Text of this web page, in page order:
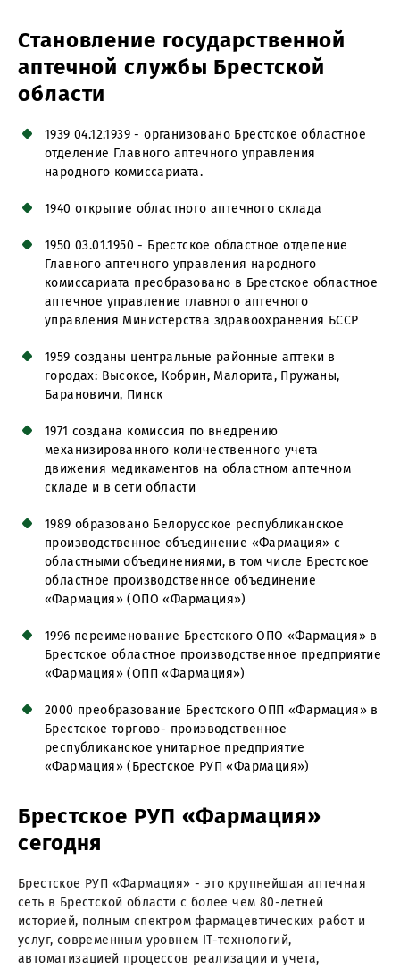
Становление государственной
аптечной службы Брестской
области
1939 04.12.1939 - организовано Брестское областное
отделение Главного аптечного управления
народного комиссариата.
1940 открытие областного аптечного склада
1950 03.01.1950 - Брестское областное отделение
Главного аптечного управления народного
комиссариата преобразовано в Брестское областное
аптечное управление главного аптечного
управления Министерства здравоохранения БССР
1959 созданы центральные районные аптеки в
городах: Высокое, Кобрин, Малорита, Пружаны,
Барановичи, Пинск
1971 создана комиссия по внедрению
механизированного количественного учета
движения медикаментов на областном аптечном
складе и в сети области
1989 образовано Белорусское республиканское
производственное объединение «Фармация» с
областными объединениями, в том числе Брестское
областное производственное объединение
«Фармация» (ОПО «Фармация»)
1996 переименование Брестского ОПО «Фармация» в
Брестское областное производственное предприятие
«Фармация» (ОПП «Фармация»)
2000 преобразование Брестского ОПП «Фармация» в
Брестское торгово- производственное
республиканское унитарное предприятие
«Фармация» (Брестское РУП «Фармация»)
Брестское РУП «Фармация»
сегодня
Брестское РУП «Фармация» - это крупнейшая аптечная
сеть в Брестской области с более чем 80-летней
историей, полным спектром фармацевтических работ и
услуг, современным уровнем IT-технологий,
автоматизацией процессов реализации и учета,